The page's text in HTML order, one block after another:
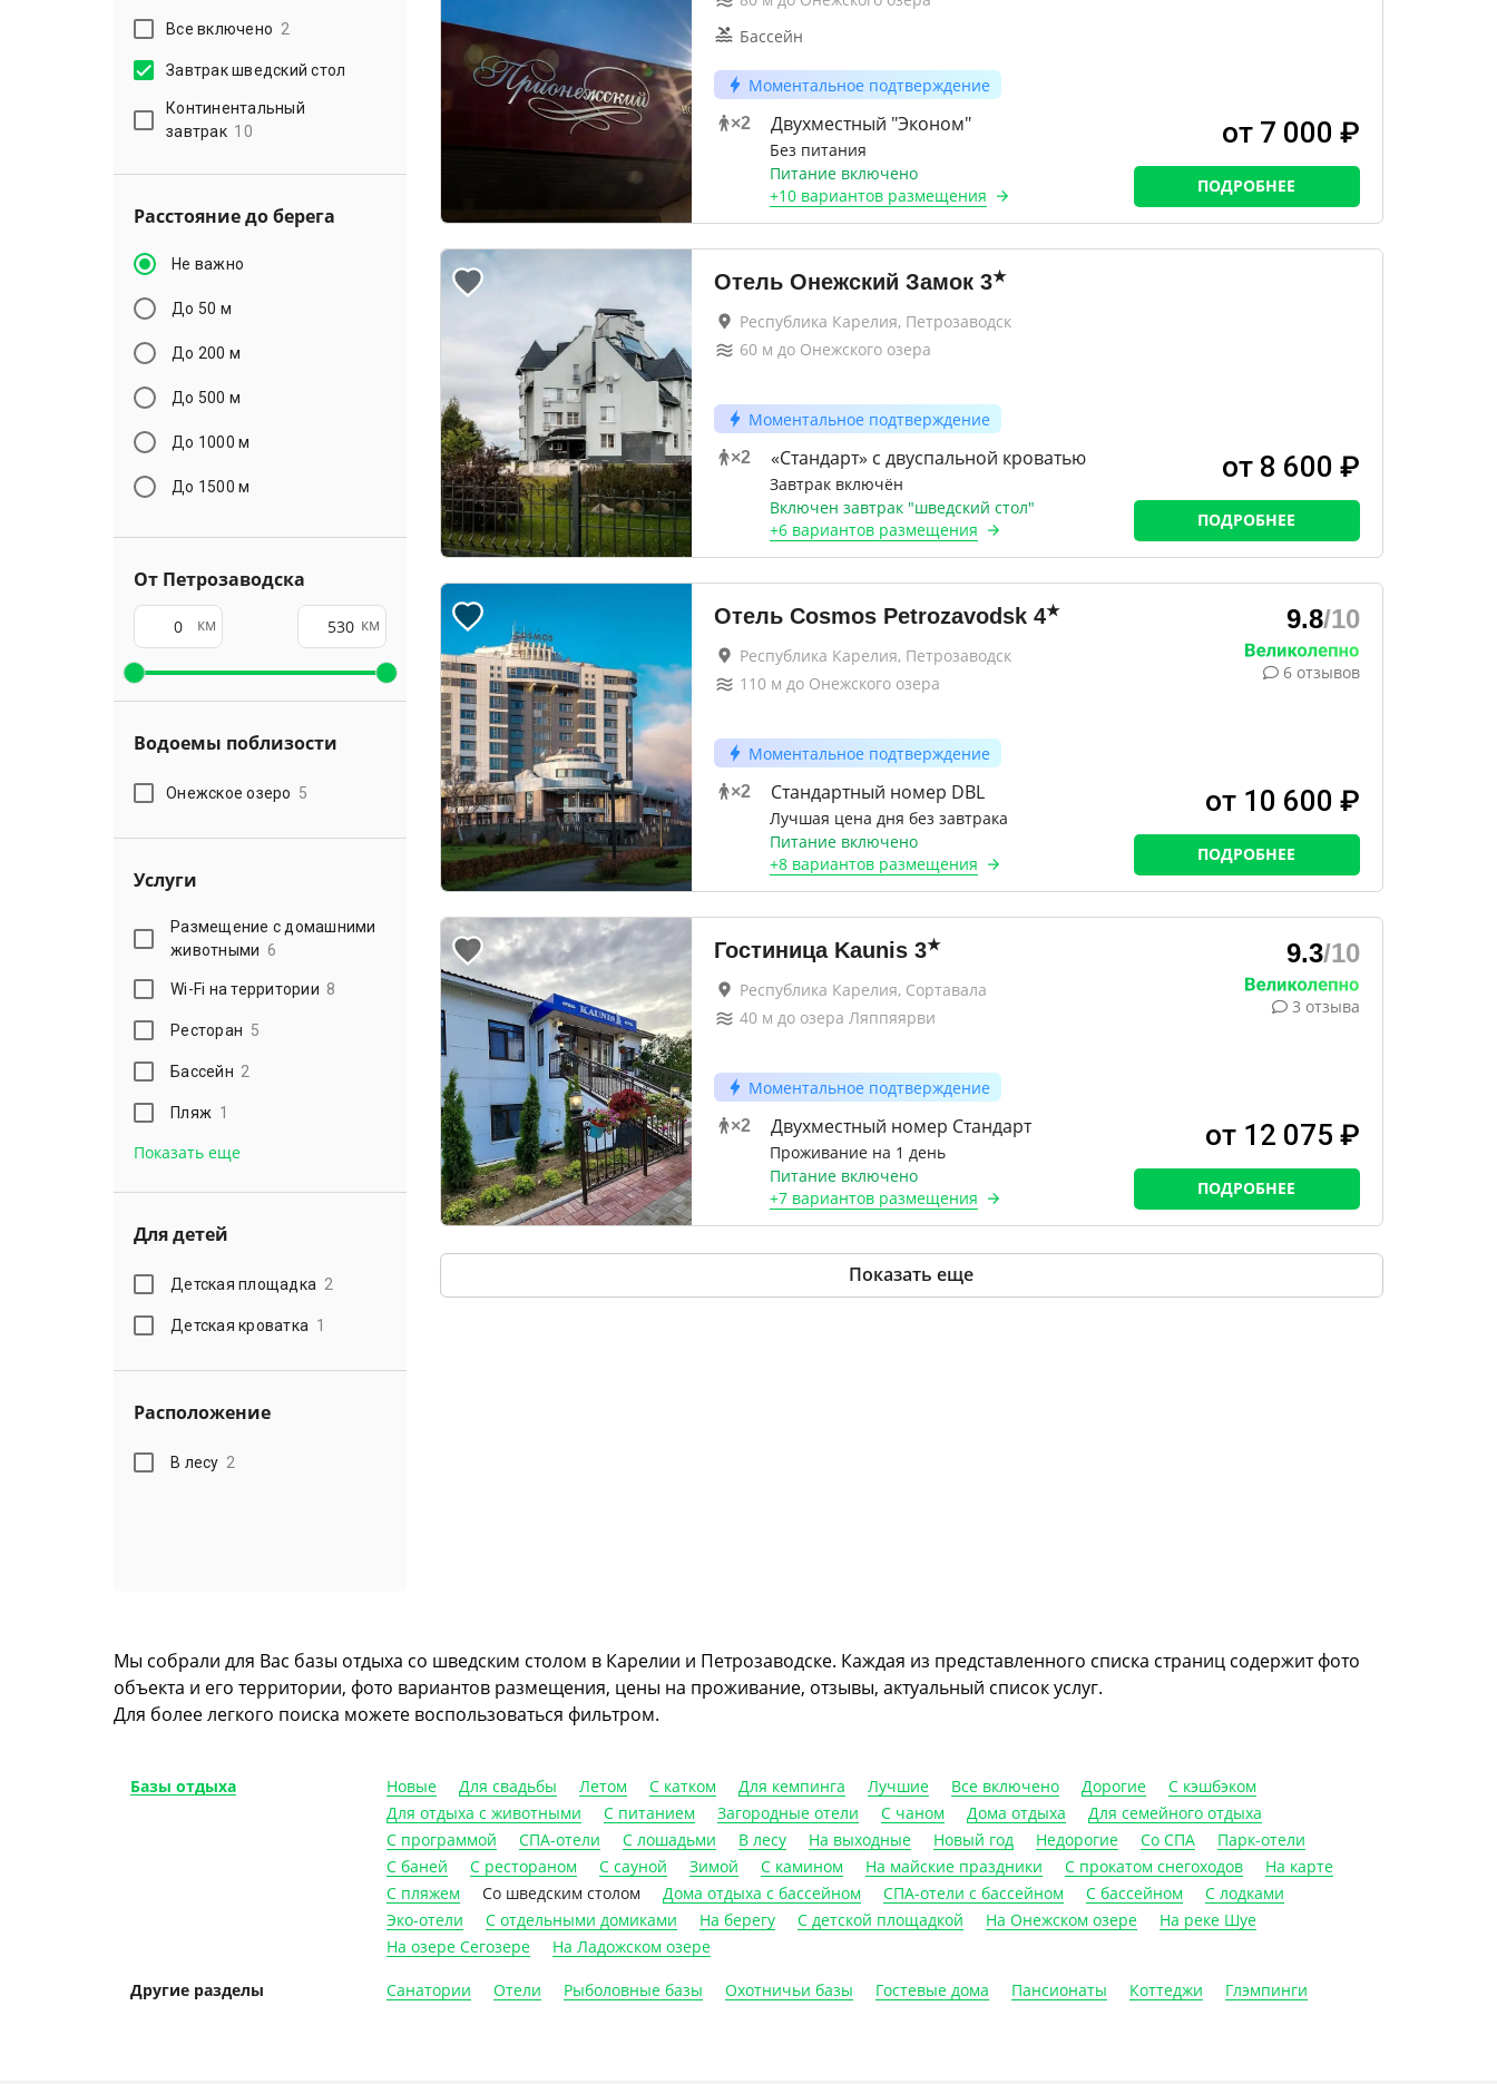
Все включено 2
Завтрак шведский стол
Континентальный
завтрак 10
Расстояние до берега
Не важно
До 50 м
До 200 м
До 500 м
До 1000 м
До 1500 м
От Петрозаводска
км км
Водоемы поблизости
Онежское озеро 5
Услуги
Размещение с домашними
животными 6
Wi-Fi на территории 8
Ресторан 5
Бассейн 2
Пляж 1
Показать еще
Для детей
Детская площадка 2
Детская кроватка 1
Расположение
В лесу 2
Бассейн
Моментальное подтверждение
×2 Двухместный "Эконом"
Без питания
Питание включено
+10 вариантовразмещения
от 7 000 ₽
ПОДРОБНЕЕ
Отель Онежский Замок 3★
Республика Карелия, Петрозаводск
60м до Онежского озера
Моментальное подтверждение
×2 «Стандарт» c двуспальной кроватью
Завтрак включён
Включен завтрак "шведский стол"
+6 вариантовразмещения
от 8 600 ₽
ПОДРОБНЕЕ
Отель Cosmos Petrozavodsk 4★
Республика Карелия, Петрозаводск
110м до Онежского озера
Моментальное подтверждение
×2 Стандартный номер DBL
Лучшая цена дня без завтрака
Питание включено
+8 вариантовразмещения
9.8/10
6 отзывов
от 10 600 ₽
ПОДРОБНЕЕ
Гостиница Kaunis 3★
Республика Карелия, Сортавала
40м до озера Ляппяярви
Моментальное подтверждение
×2 Двухместный номер Стандарт
Проживание на 1 день
Питание включено
+7 вариантовразмещения
9.3/10
3 отзыва
от 12 075 ₽
ПОДРОБНЕЕ
Показать еще
Мы собрали для Вас базы отдыха со шведским столом в Карелии и Петрозаводске. Каждая из представленного списка страниц содержит фото
объекта и его территории, фото вариантов размещения, цены на проживание, отзывы, актуальный список услуг.
Для более легкого поиска можете воспользоваться фильтром.
Базы отдыха Новые Для свадьбы Летом С катком Для кемпинга Лучшие Все включено Дорогие
С кэшбэком
Для отдыха с животными
С питанием Загородные отели С чаном Дома отдыха
Для семейного отдыха
С программой
СПА-отели С лошадьми В лесу На выходные Новый год Недорогие Со СПА
Парк-отели
С баней
С рестораном С сауной Зимой С камином На майские праздники С прокатом снегоходов
На карте
С пляжем
Со шведским столом Дома отдыха с бассейном СПА-отели с бассейном С бассейном
С лодками
Эко-отели
С отдельными домиками На берегу С детской площадкой На Онежском озере
На реке Шуе
На озере Сегозере
На Ладожском озере
Другие разделы Санатории Отели Рыболовные базы Охотничьи базы Гостевые дома Пансионаты Коттеджи Глэмпинги